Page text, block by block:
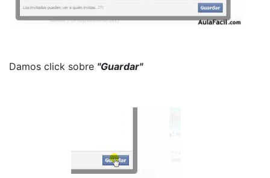
Damos click sobre "Guardar"